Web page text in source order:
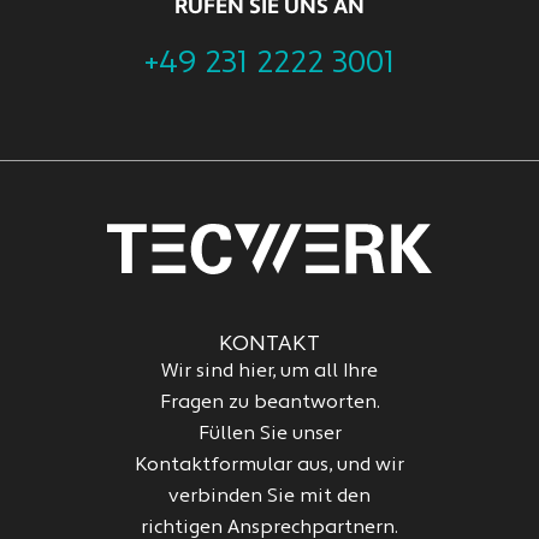
RUFEN SIE UNS AN
+49 231 2222 3001
KONTAKT
Wir sind hier, um all Ihre
Fragen zu beantworten.
Füllen Sie unser
Kontaktformular aus, und wir
verbinden Sie mit den
richtigen Ansprechpartnern.